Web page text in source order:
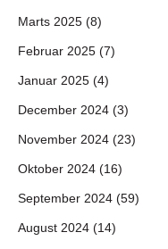
Marts 2025 (8)
Februar 2025 (7)
Januar 2025 (4)
December 2024 (3)
November 2024 (23)
Oktober 2024 (16)
September 2024 (59)
August 2024 (14)